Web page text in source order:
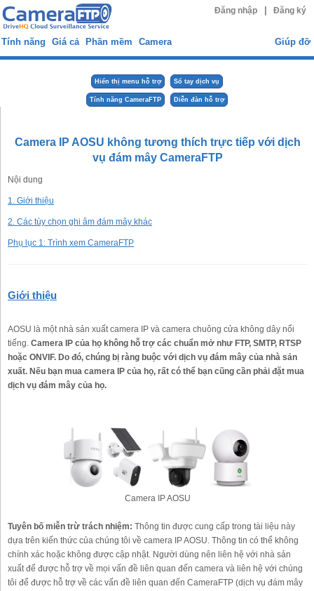
Đăng nhập Đăng ký
Tính năng Giá cả Phần mềm Camera Giúp đỡ
Hiển thị menu hỗ trợ Sổ tay dịch vụ
Tính năng CameraFTP Diễn đàn hỗ trợ
Camera IP AOSU không tương thích trực tiếp với dịch
vụ đám mây CameraFTP
Nội dung
1. Giới thiệu
2. Các tùy chọn ghi âm đám mây khác
Phụ lục 1: Trình xem CameraFTP
Giới thiệu
AOSU là một nhà sản xuất camera IP và camera chuông cửa không dây nổi
tiếng. Camera IP của họ không hỗ trợ các chuẩn mở như FTP, SMTP, RTSP
hoặc ONVIF. Do đó, chúng bị ràng buộc với dịch vụ đám mây của nhà sản
xuất. Nếu bạn mua camera IP của họ, rất có thể bạn cũng cần phải đặt mua
dịch vụ đám mây của họ.
Camera IP AOSU
Tuyên bố miễn trừ trách nhiệm: Thông tin được cung cấp trong tài liệu này
dựa trên kiến thức của chúng tôi về camera IP AOSU. Thông tin có thể không
chính xác hoặc không được cập nhật. Người dùng nên liên hệ với nhà sản
xuất để được hỗ trợ về mọi vấn đề liên quan đến camera và liên hệ với chúng
tôi để được hỗ trợ về các vấn đề liên quan đến CameraFTP (dịch vụ đám mây